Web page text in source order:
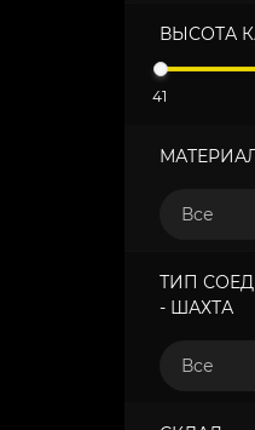
ВЫСОТА
41
Все
ТИП
- ШАХТА
Все